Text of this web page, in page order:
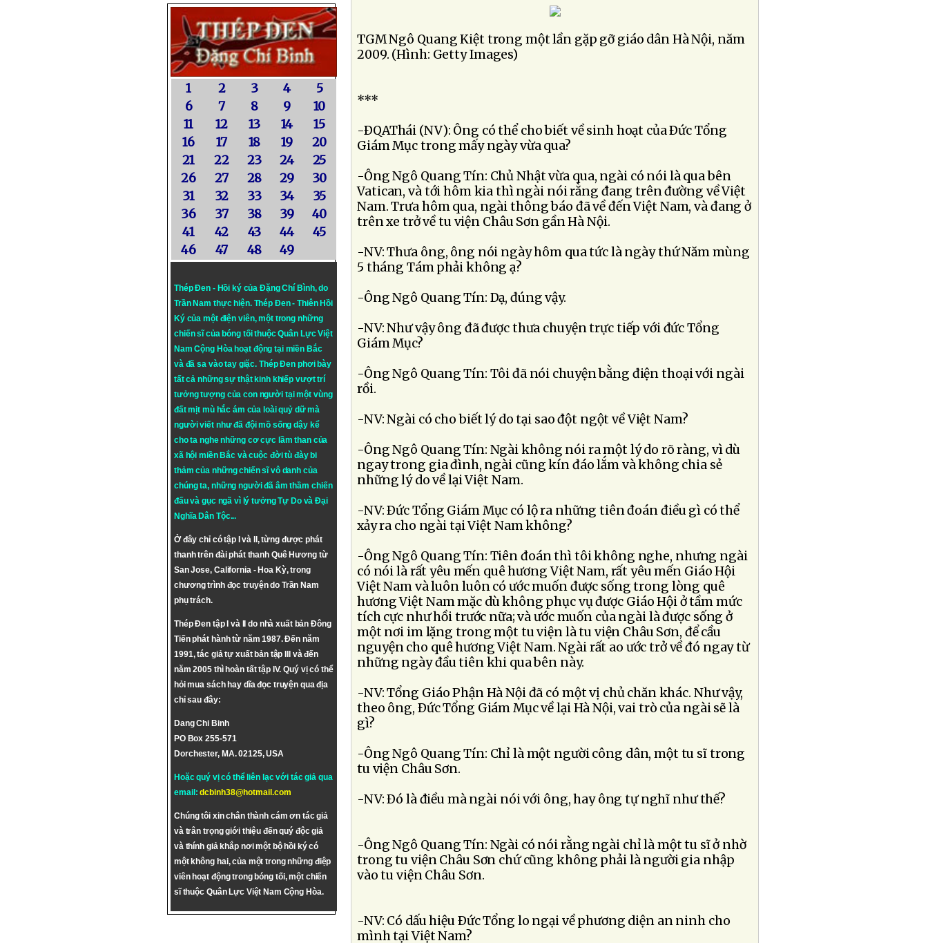
1 2 3 4
5
6
7 8 9
10
11
12 13 14
15
16
17 18 19
20
21
22 23 24
25
26
27 28 29
30
31
32 33 34
35
36
37 38 39
40
41
42 43 44
45
46
47 48 49
Thép Đen - Hồi ký của Đặng Chí Bình, do
Trần Nam thực hiện. Thép Đen- Thiên Hồi
Ký của một điện viên, một trong những
chiến sĩ của bóng tối thuộc Quân Lực Việt
Nam Cộng Hòa hoạt động tại miền Bắc
và đã sa vào tay giặc. Thép Đen phơi bày
tất cả những sự thật kinh khiếp vượt trí
tưởng tượng của con người tại một vùng
đất mịt mù hắc ám của loài quỷ dữ mà
người viết như đã đội mồ sống dậy kể
cho ta nghe những cơ cực lầm than của
xã hội miền Bắc và cuộc đời tù đày bi
thảm của những chiến sĩ vô danh của
chúng ta, những người đã âm thầm chiến
đấu và gục ngã vì lý tưởngTự DovàĐại
Nghĩa Dân Tộc...
Ở đây chỉ có tập I và II, từng được phát
thanh trên đài phát thanh Quê Hương từ
San Jose, California - Hoa Kỳ, trong
chương trình đọc truyện do Trần Nam
phụ trách.
Thép Đen tập I và II do nhà xuất bản Đông
Tiến phát hành từ năm 1987. Đến năm
1991, tác giả tự xuất bản tập III và đến
năm 2005 thì hoàn tất tập IV. Quý vị có thể
hỏi mua sách hay dĩa đọc truyện qua địa
chỉ sau đây:
Dang Chi Binh
PO Box 255-571
Dorchester, MA. 02125, USA
Hoặc quý vị có thể liên lạc với tác giả qua
email:dcbinh38@hotmail.com
Chúng tôi xin chân thành cám ơn tác giả
và trân trọng giới thiệu đến quý độc giả
và thính giả khắp nơi một bộ hồi ký có
một không hai, của một trong những điệp
viên hoạt động trong bóng tối, một chiến
sĩ thuộc Quân Lực Việt Nam Cộng Hòa.
TGM Ngô Quang Kiệt trong một lần gặp gỡ giáo dân Hà Nội, năm
2009. (Hình: Getty Images)
***
-ÐQAThái (NV): Ông có thể cho biết về sinh hoạt của Ðức Tổng
Giám Mục trong mấy ngày vừa qua?
-Ông Ngô Quang Tín: Chủ Nhật vừa qua, ngài có nói là qua bên
Vatican, và tới hôm kia thì ngài nói rằng đang trên đường về Việt
Nam. Trưa hôm qua, ngài thông báo đã về đến Việt Nam, và đang ở
trên xe trở về tu viện Châu Sơn gần Hà Nội.
-NV: Thưa ông, ông nói ngày hôm qua tức là ngày thứ Năm mùng
5 tháng Tám phải không ạ?
-Ông Ngô Quang Tín: Dạ, đúng vậy.
-NV: Như vậy ông đã được thưa chuyện trực tiếp với đức Tổng
Giám Mục?
-Ông Ngô Quang Tín: Tôi đã nói chuyện bằng điện thoại với ngài
rồi.
-NV: Ngài có cho biết lý do tại sao đột ngột về Việt Nam?
-Ông Ngô Quang Tín: Ngài không nói ra một lý do rõ ràng, vì dù
ngay trong gia đình, ngài cũng kín đáo lắm và không chia sẻ
những lý do về lại Việt Nam.
-NV: Ðức Tổng Giám Mục có lộ ra những tiên đoán điều gì có thể
xảy ra cho ngài tại Việt Nam không?
-Ông Ngô Quang Tín: Tiên đoán thì tôi không nghe, nhưng ngài
có nói là rất yêu mến quê hương Việt Nam, rất yêu mến Giáo Hội
Việt Nam và luôn luôn có ước muốn được sống trong lòng quê
hương Việt Nam mặc dù không phục vụ được Giáo Hội ở tầm mức
tích cực như hồi trước nữa; và ước muốn của ngài là được sống ở
một nơi im lặng trong một tu viện là tu viện Châu Sơn, để cầu
nguyện cho quê hương Việt Nam. Ngài rất ao ước trở về đó ngay từ
những ngày đầu tiên khi qua bên này.
-NV: Tổng Giáo Phận Hà Nội đã có một vị chủ chăn khác. Như vậy,
theo ông, Ðức Tổng Giám Mục về lại Hà Nội, vai trò của ngài sẽ là
gì?
-Ông Ngô Quang Tín: Chỉ là một người công dân, một tu sĩ trong
tu viện Châu Sơn.
-NV: Ðó là điều mà ngài nói với ông, hay ông tự nghĩ như thế?
-Ông Ngô Quang Tín: Ngài có nói rằng ngài chỉ là một tu sĩ ở nhờ
trong tu viện Châu Sơn chứ cũng không phải là người gia nhập
vào tu viện Châu Sơn.
-NV: Có dấu hiệu Ðức Tổng lo ngại về phương diện an ninh cho
mình tại Việt Nam?